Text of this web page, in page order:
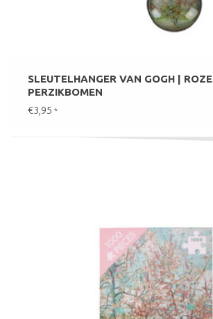
SLEUTELHANGER VAN GOGH | ROZE
PERZIKBOMEN
€3,95 *